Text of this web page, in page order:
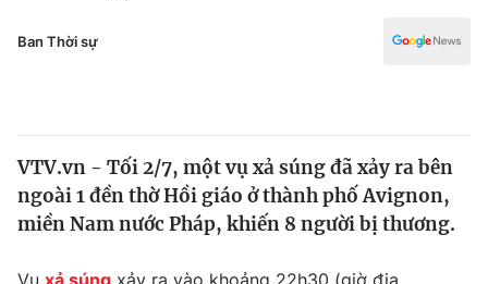
Thế giới
Y tế
Ban Thời sự
VTV.vn - Tối 2/7, một vụ xả súng đã xảy ra bên
ngoài 1 đền thờ Hồi giáo ở thành phố Avignon,
miền Nam nước Pháp, khiến 8 người bị thương.
Vụ xả súng xảy ra vào khoảng 22h30 (giờ địa